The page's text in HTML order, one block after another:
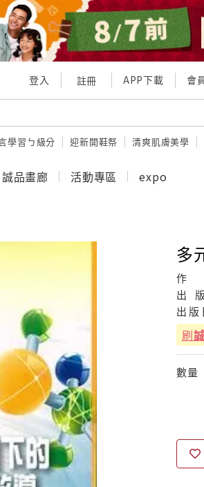
登入 註冊 APP下載 會
學習ㄅ級分 迎新開鞋祭 清爽肌膚美學
誠品畫廊 活動專區 expo
多
作
出
版
出 版
刷
數量